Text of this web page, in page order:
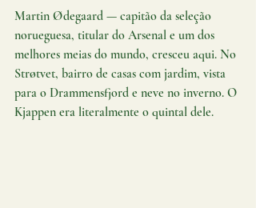
Martin Ødegaard — capitão da seleção
norueguesa, titular do Arsenal e um dos
melhores meias do mundo, cresceu aqui. No
Strøtvet, bairro de casas com jardim, vista
para o Drammensfjord e neve no inverno. O
Kjappen era literalmente o quintal dele.